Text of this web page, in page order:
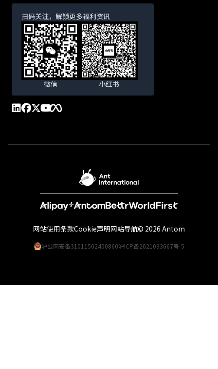
扫码关注，解锁更多福利资讯
微信 小红书
沪公网安备31011502400860沪ICP备2021033667号-5
网站使用条款Cookie声明网站导航© 2026 Antom